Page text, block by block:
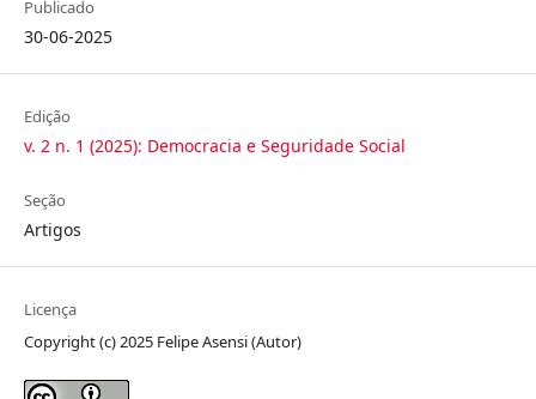
Publicado
30-06-2025
Edição
v. 2 n. 1 (2025): Democracia e Seguridade Social
Seção
Artigos
Licença
Copyright (c) 2025 Felipe Asensi (Autor)